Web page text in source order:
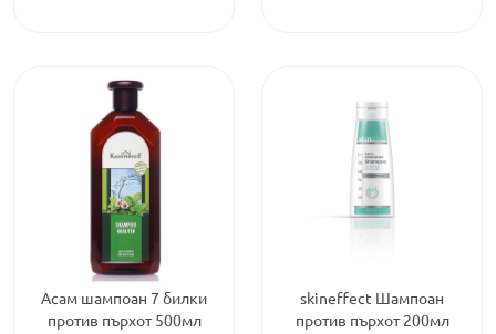
Асам шампоан 7 билки
против пърхот 500мл
skineffect Шампоан
против пърхот 200мл